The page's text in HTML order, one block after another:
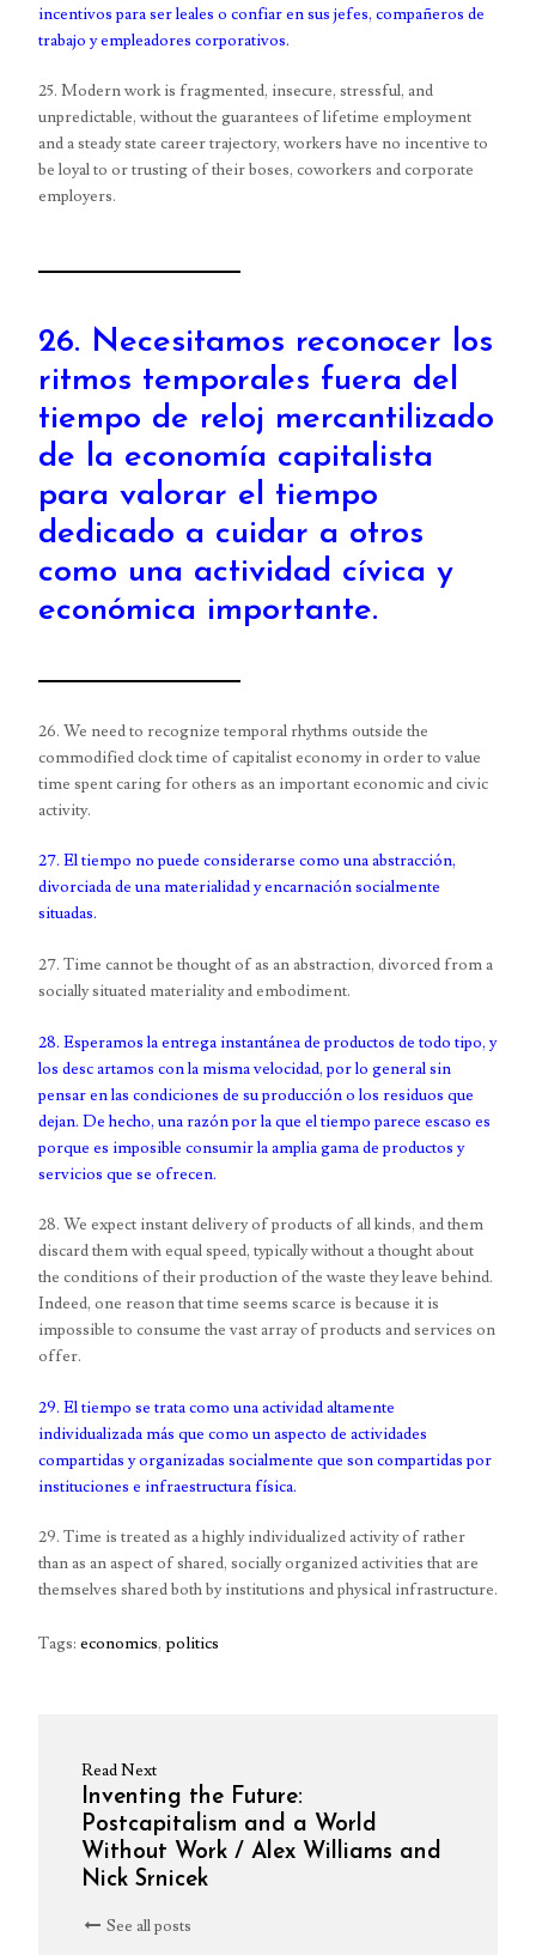
incentivos para ser leales o confiar en sus jefes, compañeros de
trabajo y empleadores corporativos.
25. Modern work is fragmented, insecure, stressful, and
unpredictable, without the guarantees of lifetime employment
and a steady state career trajectory, workers have no incentive to
be loyal to or trusting of their boses, coworkers and corporate
employers.
26. Necesitamos reconocer los
ritmos temporales fuera del
tiempo de reloj mercantilizado
de la economía capitalista
para valorar el tiempo
dedicado a cuidar a otros
como una actividad cívica y
económica importante.
26. We need to recognize temporal rhythms outside the
commodified clock time of capitalist economy in order to value
time spent caring for others as an important economic and civic
activity.
27. El tiempo no puede considerarse como una abstracción,
divorciada de una materialidad y encarnación socialmente
situadas.
27. Time cannot be thought of as an abstraction, divorced from a
socially situated materiality and embodiment.
28. Esperamos la entrega instantánea de productos de todo tipo, y
los desc artamos con la misma velocidad, por lo general sin
pensar en las condiciones de su producción o los residuos que
dejan. De hecho, una razón por la que el tiempo parece escaso es
porque es imposible consumir la amplia gama de productos y
servicios que se ofrecen.
28. We expect instant delivery of products of all kinds, and them
discard them with equal speed, typically without a thought about
the conditions of their production of the waste they leave behind.
Indeed, one reason that time seems scarce is because it is
impossible to consume the vast array of products and services on
offer.
29. El tiempo se trata como una actividad altamente
individualizada más que como un aspecto de actividades
compartidas y organizadas socialmente que son compartidas por
instituciones e infraestructura física.
29. Time is treated as a highly individualized activity of rather
than as an aspect of shared, socially organized activities that are
themselves shared both by institutions and physical infrastructure.
Tags: economics, politics
Read Next
Inventing the Future:
Postcapitalism and a World
Without Work / Alex Williams and
Nick Srnicek
See all posts